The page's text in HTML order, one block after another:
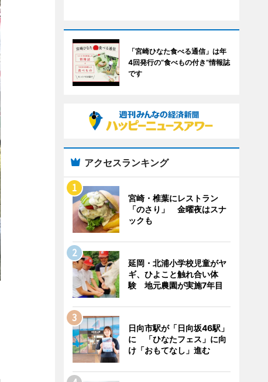
「宮崎ひなた食べる通信」は年
4回発行の“食べもの付き”情報誌
です
アクセスランキング
宮崎・椎葉にレストラン
「のさり」 金曜夜はスナ
ックも
延岡・北浦小学校児童がヤ
ギ、ひよこと触れ合い体
験 地元農園が実施7年目
日向市駅が「日向坂46駅」
に 「ひなたフェス」に向
け「おもてなし」進む